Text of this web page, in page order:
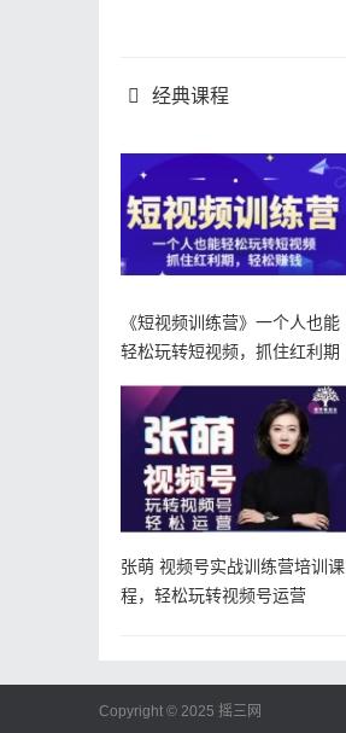
经典课程
《短视频训练营》一个人也能
轻松玩转短视频，抓住红利期
张萌 视频号实战训练营培训课
程，轻松玩转视频号运营
Copyright © 2025 摇三网